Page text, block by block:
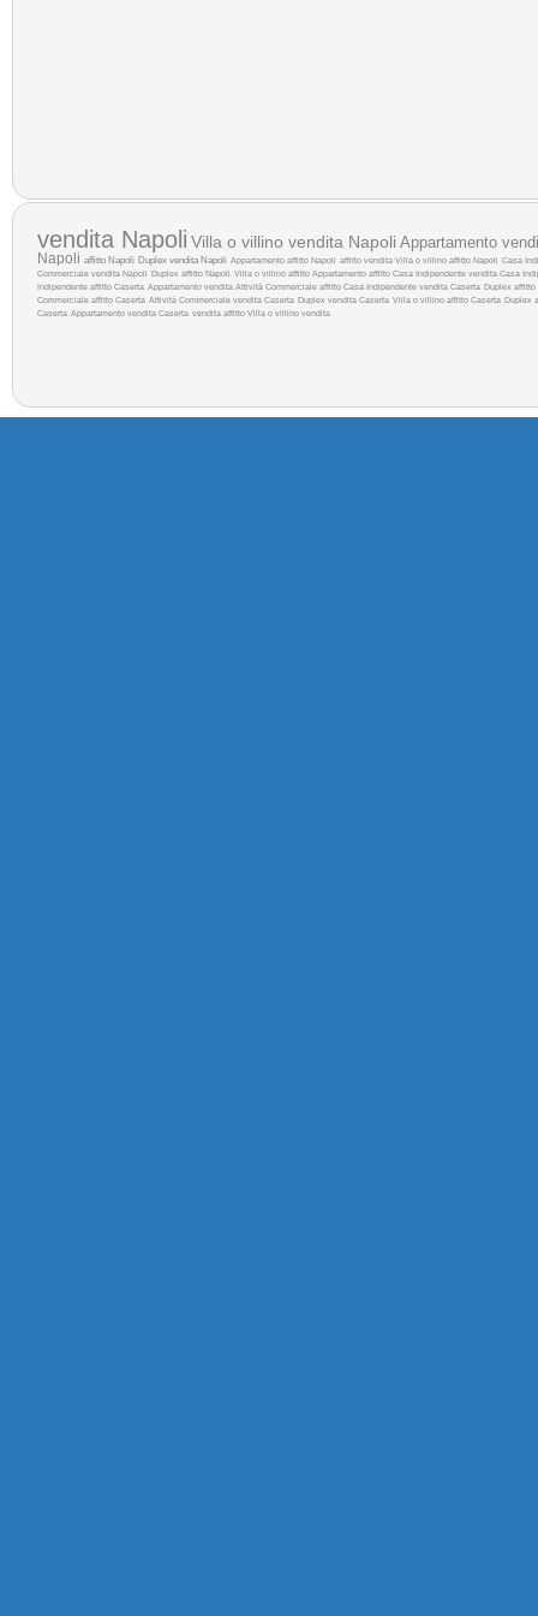
vendita Napoli Villa o villino vendita Napoli Appartamento
Napoli affitto Napoli Duplex vendita Napoli Appartamento affitto Napoli affitto vendita Villa o villino affitto Napoli Casa
Commerciale vendita Napoli
Duplex affitto Napoli Villa o villino affitto Appartamento affitto Casa Indipendente vendita Casa
Indipendente affitto Caserta Appartamento vendita Attività Commerciale affitto Casa Indipendente vendita Caserta Duplex affitto
Commerciale affitto Caserta Attività Commerciale vendita Caserta Duplex vendita Caserta Villa o villino affitto Caserta Duplex
Caserta Appartamento vendita Caserta vendita affitto Villa o villino vendita